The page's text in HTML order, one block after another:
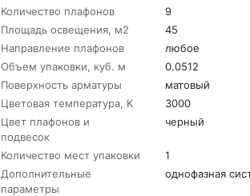
Количество плафонов
9
Площадь освещения, м2
45
Направление плафонов
любое
Объем упаковки, куб. м
0.0512
Поверхность арматуры
матовый
Цветовая температура, K
3000
Цвет плафонов и
подвесок
черный
Количество мест упаковки
1
Дополнительные
параметры
однофазная